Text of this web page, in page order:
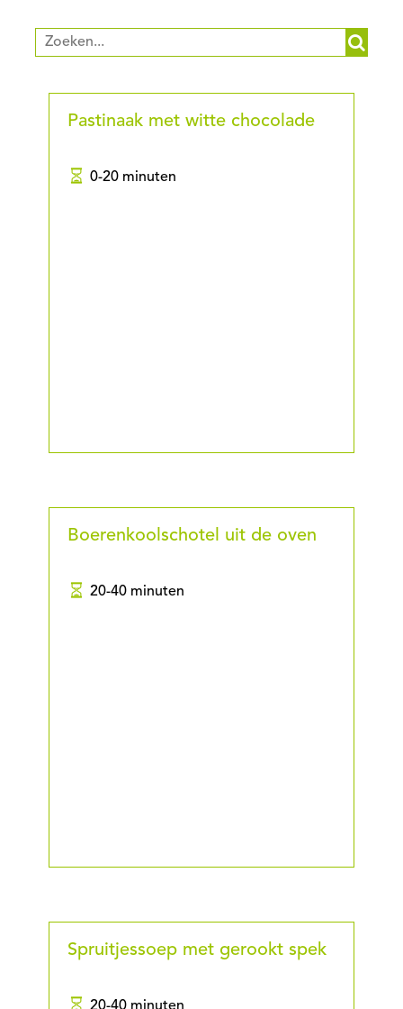
Pastinaak met witte chocolade
0-20 minuten
Boerenkoolschotel uit de oven
20-40 minuten
Spruitjessoep met gerookt spek